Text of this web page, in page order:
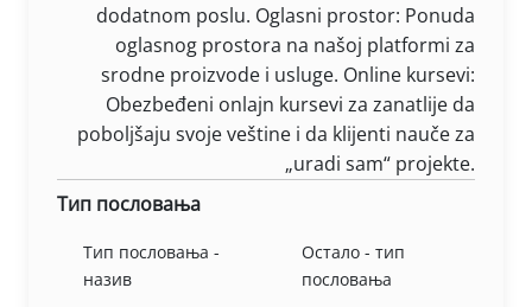
dodatnom poslu. Oglasni prostor: Ponuda
oglasnog prostora na našoj platformi za
srodne proizvode i usluge. Online kursevi:
Obezbeđeni onlajn kursevi za zanatlije da
poboljšaju svoje veštine i da klijenti nauče za
„uradi sam“ projekte.
Тип пословања
Тип пословања -
назив
Остало - тип
пословања